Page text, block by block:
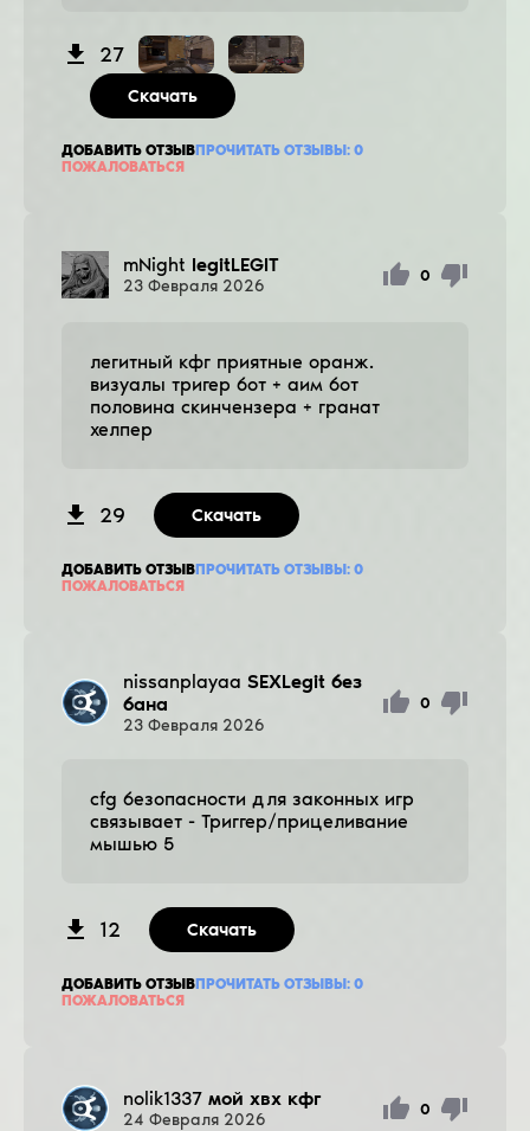
27
Скачать
ДОБАВИТЬ ОТЗЫВПРОЧИТАТЬ ОТЗЫВЫ: 0
ПОЖАЛОВАТЬСЯ
mNight legitLEGIT
23 Февраля 2026
0
легитный кфг приятные оранж.
визуалы тригер бот + аим бот
половина скинчензера + гранат
хелпер
29 Скачать
ДОБАВИТЬ ОТЗЫВПРОЧИТАТЬ ОТЗЫВЫ: 0
ПОЖАЛОВАТЬСЯ
nissanplayaa SEXLegit без
бана
23 Февраля 2026
0
cfg безопасности для законных игр
связывает - Триггер/прицеливание
мышью 5
12 Скачать
ДОБАВИТЬ ОТЗЫВПРОЧИТАТЬ ОТЗЫВЫ: 0
ПОЖАЛОВАТЬСЯ
nolik1337 мой хвх кфг
24 Февраля 2026
0